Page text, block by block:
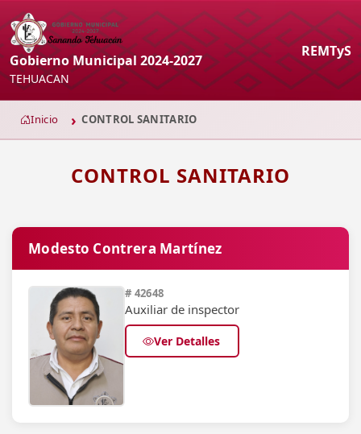
Gobierno Municipal 2024-2027
TEHUACAN
REMTyS
Inicio CONTROL SANITARIO
CONTROL SANITARIO
Modesto Contrera Martínez
# 42648
Auxiliar de inspector
Ver Detalles